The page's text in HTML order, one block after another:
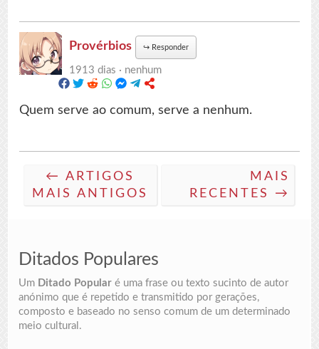
Provérbios ↪ Responder
1913 dias · nenhum
Quem serve ao comum, serve a nenhum.
← ARTIGOS
MAIS ANTIGOS
MAIS
RECENTES →
Ditados Populares
Um Ditado Popular é uma frase ou texto sucinto de autor
anónimo que é repetido e transmitido por gerações,
composto e baseado no senso comum de um determinado
meio cultural.